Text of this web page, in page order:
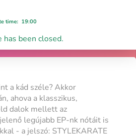
time: 19:00
has been closed.
a kád széle? Akkor
ahova a klasszikus,
dalok mellett az
legújabb EP-nk nótáit is
- a jelszó: STYLEKARATE